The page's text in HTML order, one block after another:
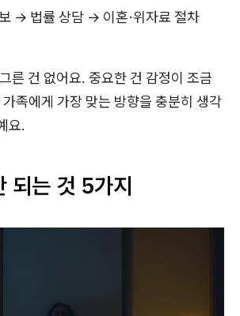
→ 법률 상담 → 이혼·위자료 절차
른 건 없어요. 중요한 건 감정이 조금
족에게 가장 맞는 방향을 충분히 생각
요.
되는 것 5가지